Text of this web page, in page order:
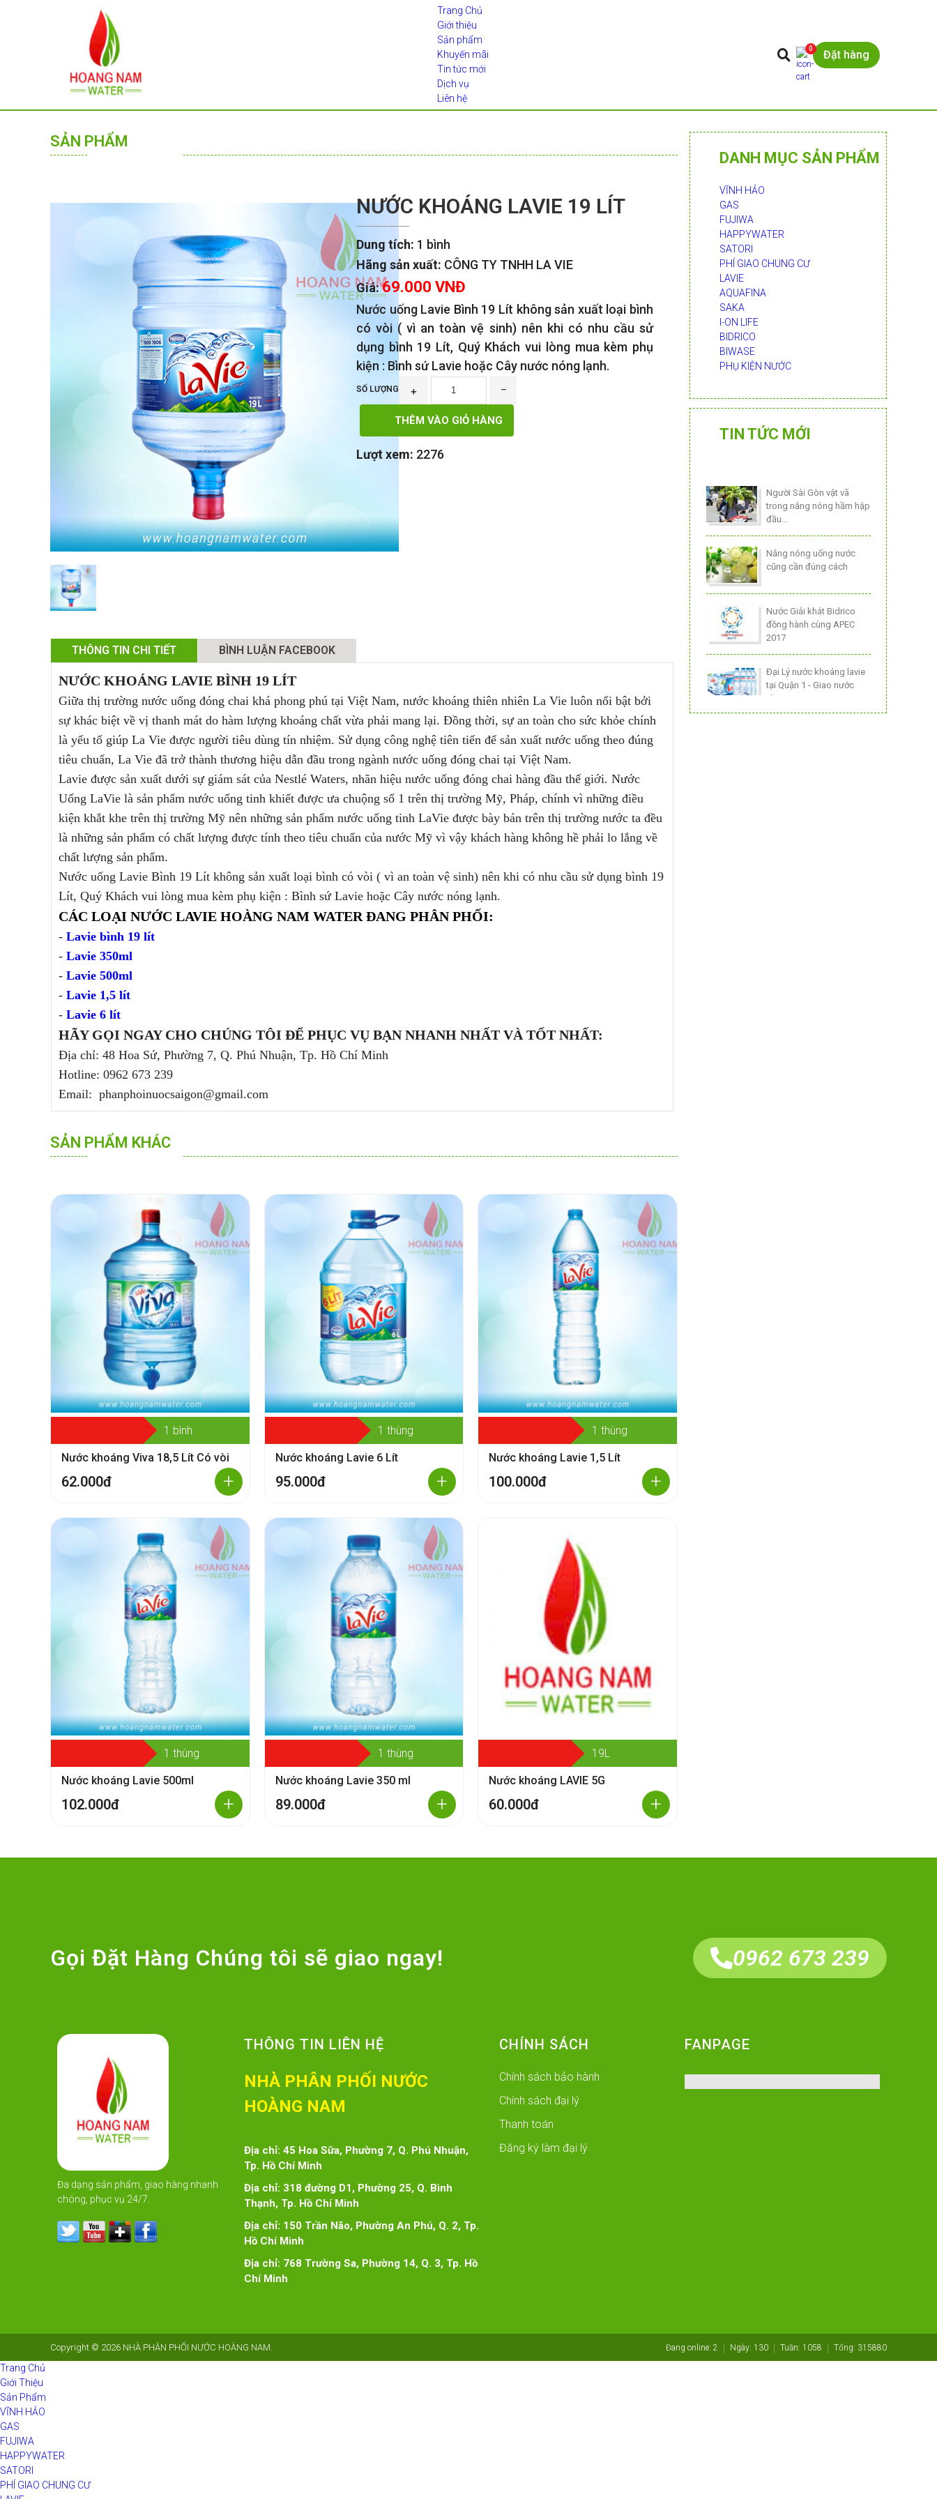
Trang Chủ
Giới thiệu
Sản phẩm
Khuyến mãi
Tin tức mới
Dịch vụ
Liên hệ
0 Đặt hàng
SẢN PHẨM
NƯỚC KHOÁNG LAVIE 19 LÍT
Dung tích: 1 bình
Hãng sản xuất: CÔNG TY TNHH LA VIE
Giá: 69.000 VNĐ
Nước uống Lavie Bình 19 Lít không sản xuất loại bình
có vòi ( vì an toàn vệ sinh) nên khi có nhu cầu sử
dụng bình 19 Lít, Quý Khách vui lòng mua kèm phụ
kiện : Bình sứ Lavie hoặc Cây nước nóng lạnh.
SỐ LƯỢNG + ‾
THÊM VÀO GIỎ HÀNG
Lượt xem: 2276
THÔNG TIN CHI TIẾT BÌNH LUẬN FACEBOOK
NƯỚC KHOÁNG LAVIE BÌNH 19 LÍT
Giữa thị trường nước uống đóng chai khá phong phú tại Việt Nam, nước khoáng thiên nhiên La Vie luôn nổi bật bởi
sự khác biệt về vị thanh mát do hàm lượng khoáng chất vừa phải mang lại. Đồng thời, sự an toàn cho sức khỏe chính
là yếu tố giúp La Vie được người tiêu dùng tín nhiệm. Sử dụng công nghệ tiên tiến để sản xuất nước uống theo đúng
tiêu chuẩn, La Vie đã trở thành thương hiệu dẫn đầu trong ngành nước uống đóng chai tại Việt Nam.
Lavie được sản xuất dưới sự giám sát của Nestlé Waters, nhãn hiệu nước uống đóng chai hàng đầu thế giới. Nước
Uống LaVie là sản phẩm nước uống tinh khiết được ưa chuộng số 1 trên thị trường Mỹ, Pháp, chính vì những điều
kiện khắt khe trên thị trường Mỹ nên những sản phẩm nước uống tinh LaVie được bày bán trên thị trường nước ta đều
là những sản phẩm có chất lượng được tính theo tiêu chuẩn của nước Mỹ vì vậy khách hàng không hề phải lo lắng về
chất lượng sản phẩm.
Nước uống Lavie Bình 19 Lít không sản xuất loại bình có vòi ( vì an toàn vệ sinh) nên khi có nhu cầu sử dụng bình 19
Lít, Quý Khách vui lòng mua kèm phụ kiện : Bình sứ Lavie hoặc Cây nước nóng lạnh.
CÁC LOẠI NƯỚC LAVIE HOÀNG NAM WATER ĐANG PHÂN PHỐI:
- Lavie bình 19 lít
- Lavie 350ml
- Lavie 500ml
- Lavie 1,5 lít
- Lavie 6 lít
HÃY GỌI NGAY CHO CHÚNG TÔI ĐỂ PHỤC VỤ BẠN NHANH NHẤT VÀ TỐT NHẤT:
Địa chỉ: 48 Hoa Sứ, Phường 7, Q. Phú Nhuận, Tp. Hồ Chí Minh
Hotline: 0962 673 239
​Email: phanphoinuocsaigon@gmail.com
SẢN PHẨM KHÁC
1 bình
Nước khoáng Viva 18,5 Lít Có vòi
62.000đ +
1 thùng
Nước khoáng Lavie 6 Lít
95.000đ +
1 thùng
Nước khoáng Lavie 1,5 Lít
100.000đ +
1 thùng
Nước khoáng Lavie 500ml
102.000đ +
1 thùng
Nước khoáng Lavie 350 ml
89.000đ +
19L
Nước khoáng LAVIE 5G
60.000đ +
DANH MỤC SẢN PHẨM
VĨNH HẢO
GAS
FUJIWA
HAPPYWATER
SATORI
PHÍ GIAO CHUNG CƯ
LAVIE
AQUAFINA
SAKA
I-ON LIFE
BIDRICO
BIWASE
PHỤ KIỆN NƯỚC
TIN TỨC MỚI
Người Sài Gòn vật vã
trong nắng nóng hầm hập
đầu...
Nắng nóng uống nước
cũng cần đúng cách
Nước Giải khát Bidrico
đồng hành cùng APEC
2017
Đại Lý nước khoáng lavie
tại Quận 1 - Giao nước
tận...
Gọi Đặt Hàng Chúng tôi sẽ giao ngay! 0962 673 239
Đa dạng sản phẩm, giao hàng nhanh
chóng, phục vụ 24/7.
THÔNG TIN LIÊN HỆ
NHÀ PHÂN PHỐI NƯỚC
HOÀNG NAM
Địa chỉ: 45 Hoa Sữa, Phường 7, Q. Phú Nhuận,
Tp. Hồ Chí Minh
Địa chỉ: 318 đường D1, Phường 25, Q. Bình
Thạnh, Tp. Hồ Chí Minh
Địa chỉ: 150 Trần Não, Phường An Phú, Q. 2, Tp.
Hồ Chí Minh
Địa chỉ: 768 Trường Sa, Phường 14, Q. 3, Tp. Hồ
Chí Minh
CHÍNH SÁCH
Chính sách bảo hành
Chính sách đại lý
Thanh toán
Đăng ký làm đại lý
FANPAGE
Copyright © 2026 NHÀ PHÂN PHỐI NƯỚC HOÀNG NAM. Đang online: 2 Ngày: 130 Tuần: 1058 Tổng: 315880
Trang Chủ
Giới Thiệu
Sản Phẩm
VĨNH HẢO
GAS
FUJIWA
HAPPYWATER
SATORI
PHÍ GIAO CHUNG CƯ